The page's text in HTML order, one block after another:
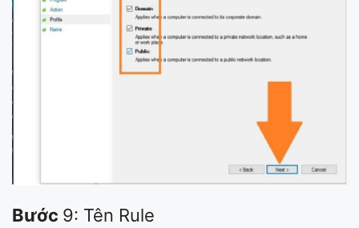
Bước 9: Tên Rule